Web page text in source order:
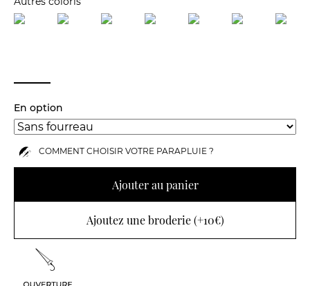
En option
COMMENT CHOISIR VOTRE PARAPLUIE ?
Ajouter au panier
Ajoutez une broderie (+10€)